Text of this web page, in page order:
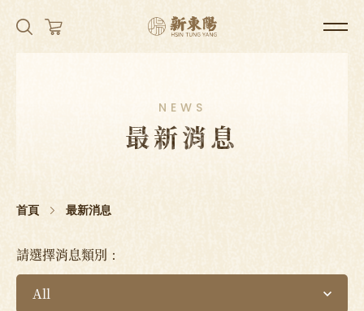
NEWS
最新消息
首頁 最新消息
請選擇消息類別：